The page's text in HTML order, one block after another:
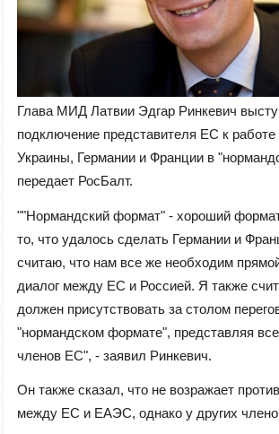
Глава МИД Латвии Эдгар Ринкевич
подключение представителя ЕС к работе
Украины, Германии и Франции в
передает РосБалт.
""Нормандский формат" - хороший
то, что удалось сделать Германии и
считаю, что нам все же необходим
диалог между ЕС и Россией. Я также
должен присутствовать за столом
"нормандском формате", представляя
членов ЕС", - заявил Ринкевич.
Он также сказал, что не возражает
между ЕС и ЕАЭС, однако у других